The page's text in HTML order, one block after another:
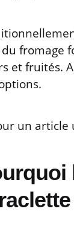
du fromage
et fruités.
un article